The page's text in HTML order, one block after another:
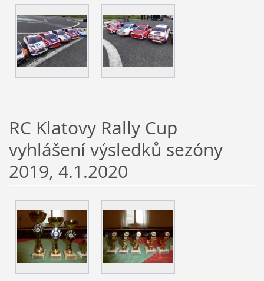
RC Klatovy Rally Cup
vyhlášení výsledků sezóny
2019, 4.1.2020